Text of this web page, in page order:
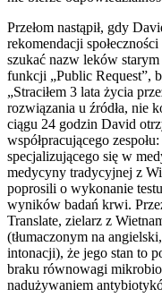
Przełom nastąpił, gdy
rekomendacji
szukać nazw leków
funkcji „Public Request”,
„Straciłem 3 lata życia
rozwiązania u źródła, nie
ciągu 24 godzin David
współpracującego
specjalizującego się w
medycyny tradycyjnej z
poprosili o wykonanie
wyników badań krwi.
Translate, zielarz z
(tłumaczonym na
intonacji), że jego stan to
braku równowagi
nadużywaniem